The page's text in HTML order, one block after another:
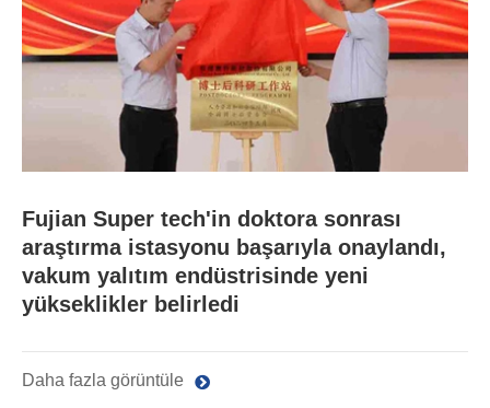
Fujian Super tech'in doktora sonrası
araştırma istasyonu başarıyla onaylandı,
vakum yalıtım endüstrisinde yeni
yükseklikler belirledi
Daha fazla görüntüle